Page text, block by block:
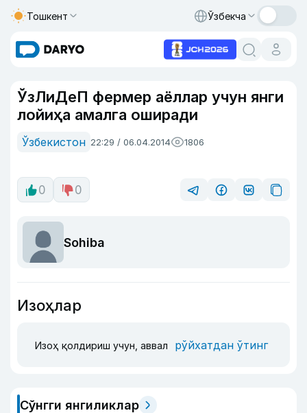
Тошкент Ўзбекча
ЎзЛиДеП фермер аёллар учун янги
лойиҳа амалга оширади
Ўзбекистон 22:29 / 06.04.2014 1806
0 0
Sohiba
Изоҳлар
Изоҳ қолдириш учун, аввал рўйхатдан ўтинг
Сўнгги янгиликлар